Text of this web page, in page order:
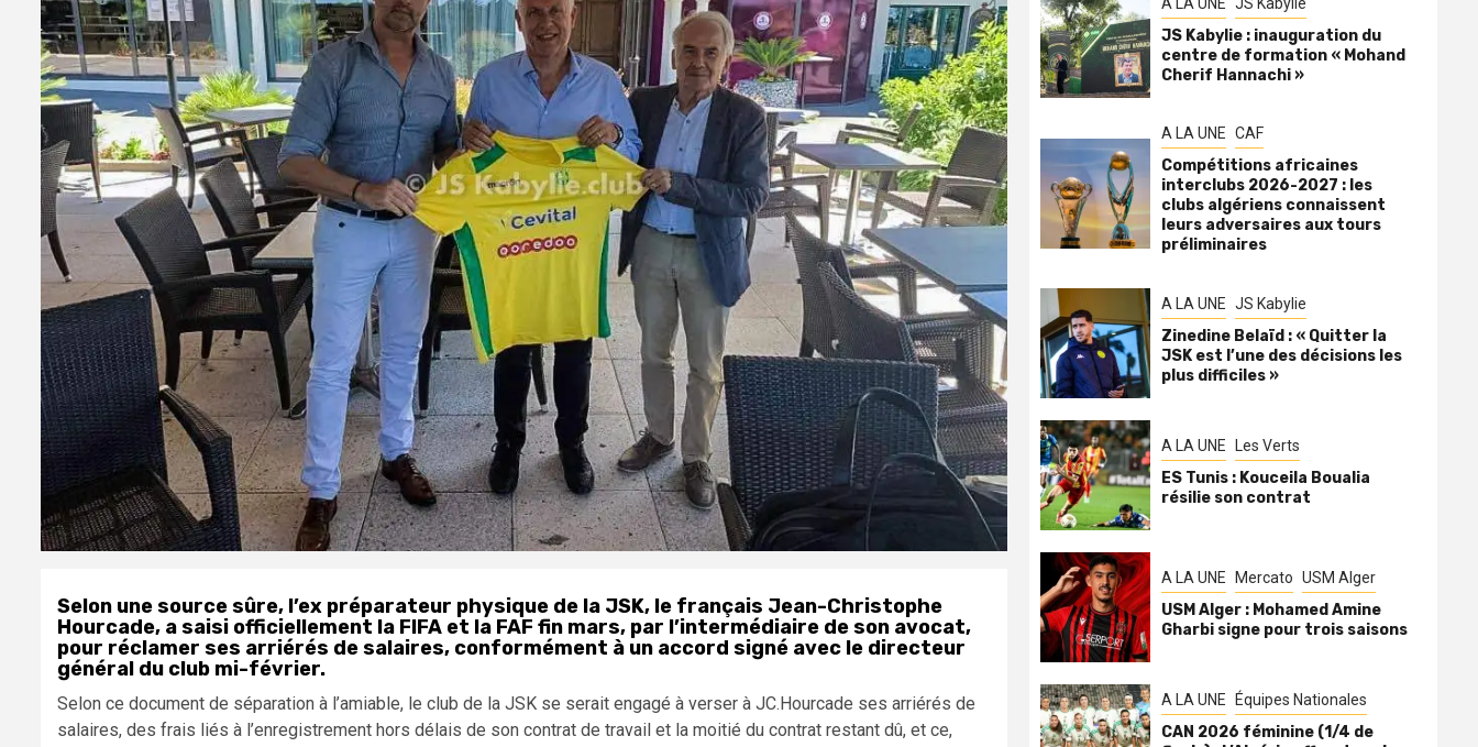
Selon une source sûre, l’ex préparateur physique de la JSK, le français Jean-Christophe
Hourcade, a saisi officiellement la FIFA et la FAF fin mars, par l’intermédiaire de son avocat,
pour réclamer ses arriérés de salaires, conformément à un accord signé avec le directeur
général du club mi-février.
Selon ce document de séparation à l’amiable, le club de la JSK se serait engagé à verser à JC.Hourcade ses arriérés de
salaires, des frais liés à l’enregistrement hors délais de son contrat de travail et la moitié du contrat restant dû, et ce,
JS Kabylie : inauguration du
centre de formation « Mohand
Cherif Hannachi »
A LA UNE CAF
Compétitions africaines
interclubs 2026-2027 : les
clubs algériens connaissent
leurs adversaires aux tours
préliminaires
A LA UNE JS Kabylie
Zinedine Belaïd : « Quitter la
JSK est l’une des décisions les
plus difficiles »
A LA UNE Les Verts
ES Tunis : Kouceila Boualia
résilie son contrat
A LA UNE Mercato USM Alger
USM Alger : Mohamed Amine
Gharbi signe pour trois saisons
A LA UNE Équipes Nationales
CAN 2026 féminine (1/4 de